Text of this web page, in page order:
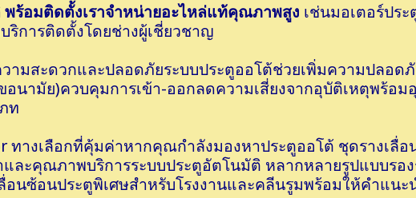
ร้อมติดตั้งเราจำหน่ายอะไหล่แท้คุณภาพสูง เช่นมอเตอร์ปร
ริการติดตั้งโดยช่างผู้เชี่ยวชาญ
ามสะดวกและปลอดภัยระบบประตูออโต้ช่วยเพิ่มความปลอด
อนามัย)ควบคุมการเข้า-ออกลดความเสี่ยงจากอุบัติเหตุพร้อ
ท
ทางเลือกที่คุ้มค่าหากคุณกำลังมองหาประตูออโต้ ชุดรางเลื่
และคุณภาพบริการระบบประตูอัตโนมัติ หลากหลายรูปแบบรอ
อนซ้อนประตูพิเศษสำหรับโรงงานและคลีนรูมพร้อมให้คำแนะ